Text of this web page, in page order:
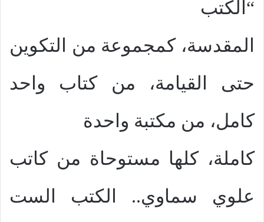
“الكتب
المقدسة، كمجموعة من التكوين
حتى القيامة، من كتاب واحد
كامل، من مكتبة واحدة
كاملة، كلها مستوحاة من كاتب
علوي سماوي.. الكتب الست